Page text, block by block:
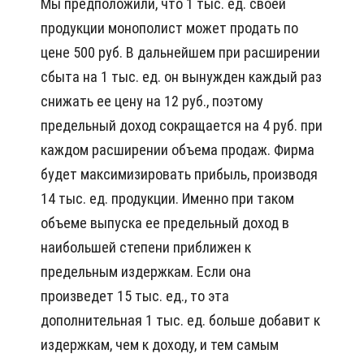
Мы предположили, что 1 тыс. ед. своей
продукции монополист может продать по
цене 500 руб. В дальнейшем при расширении
сбыта на 1 тыс. ед. он вынужден каждый раз
снижать ее цену на 12 руб., поэтому
предельный доход сокращается на 4 руб. при
каждом расширении объема продаж. Фирма
будет максимизировать прибыль, производя
14 тыс. ед. продукции. Именно при таком
объеме выпуска ее предельный доход в
наибольшей степени приближен к
предельным издержкам. Если она
произведет 15 тыс. ед., то эта
дополнительная 1 тыс. ед. больше добавит к
издержкам, чем к доходу, и тем самым